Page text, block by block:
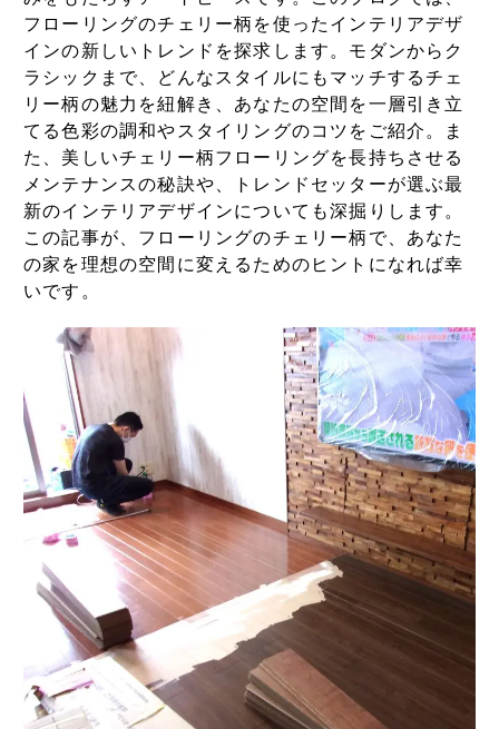
フローリングのチェリー柄を使ったインテリアデザ
インの新しいトレンドを探求します。モダンからク
ラシックまで、どんなスタイルにもマッチするチェ
リー柄の魅力を紐解き、あなたの空間を一層引き立
てる色彩の調和やスタイリングのコツをご紹介。ま
た、美しいチェリー柄フローリングを長持ちさせる
メンテナンスの秘訣や、トレンドセッターが選ぶ最
新のインテリアデザインについても深掘りします。
この記事が、フローリングのチェリー柄で、あなた
の家を理想の空間に変えるためのヒントになれば幸
いです。